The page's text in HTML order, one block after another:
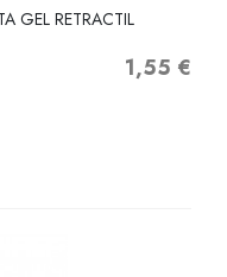
GEL RETRACTIL
Precio
1,55 €